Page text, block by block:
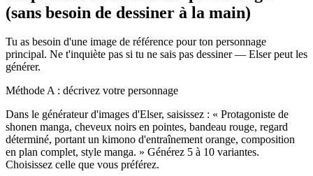
(sans besoin de dessiner à la main)
Tu as besoin d'une image de référence pour ton personnage
principal. Ne t'inquiète pas si tu ne sais pas dessiner — Elser peut les
générer.
Méthode A : décrivez votre personnage
Dans le générateur d'images d'Elser, saisissez : « Protagoniste de
shonen manga, cheveux noirs en pointes, bandeau rouge, regard
déterminé, portant un kimono d'entraînement orange, composition
en plan complet, style manga. » Générez 5 à 10 variantes.
Choisissez celle que vous préférez.